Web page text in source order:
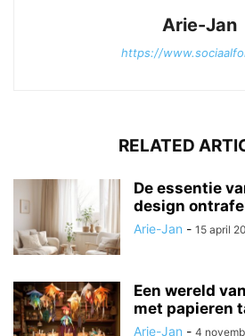
Arie-Jan
https://
RELATED
De essentie
design
Arie-Jan - 15 april
Een wereld
met papieren
Arie-Jan - 4